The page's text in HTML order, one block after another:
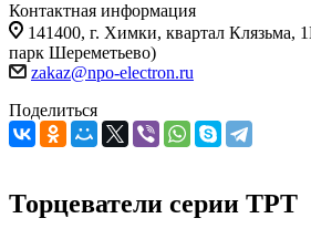
Контактная информация
141400, г. Химки, квартал Клязьма,
парк Шереметьево)
zakaz@npo-electron.ru
Поделиться
Торцеватели серии ТРТ